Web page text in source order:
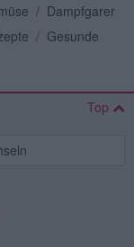
/ Dampfgarer
/ Gesunde
Top